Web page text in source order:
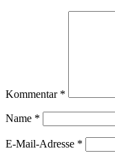
Kommentar *
Name *
E-Mail-Adresse *